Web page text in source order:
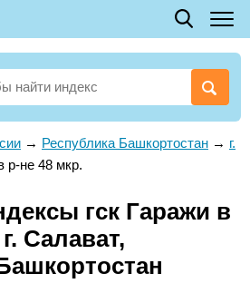
→ Республика Башкортостан → г.
р-не 48 мкр.
гск Гаражи в
Салават,